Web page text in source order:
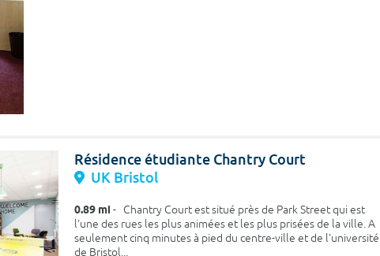
Résidence étudiante Chantry Court
UK Bristol
0.89 mi - Chantry Court est situé près de Park Street qui est
l'une des rues les plus animées et les plus prisées de la ville. A
seulement cinq minutes à pied du centre-ville et de l'université
de Bristol...